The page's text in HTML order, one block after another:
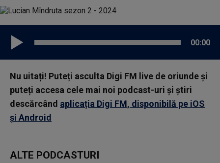
00:00
Nu uitați! Puteți asculta Digi FM live de oriunde și
puteți accesa cele mai noi podcast-uri și știri
descărcând aplicația Digi FM, disponibilă pe iOS
și Android
ALTE PODCASTURI